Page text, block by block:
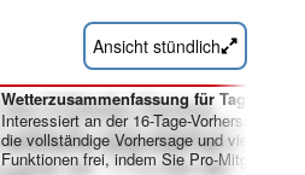
Ansicht stündlich
Wetterzusammenfassung für Tage 7-16:
Interessiert an der 16-Tage-Vorhersage?
die vollständige Vorhersage und viele
Funktionen frei, indem Sie Pro-Mitglied